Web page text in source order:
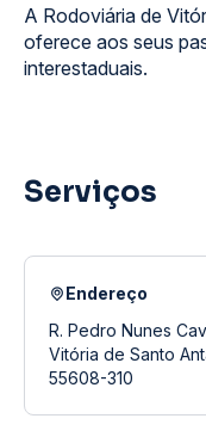
A Rodoviária de
oferece aos seus
interestaduais.
Serviços
Endereço
R. Pedro Nunes
Vitória de Santo
55608-310